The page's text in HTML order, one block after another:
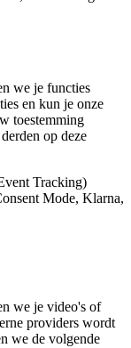
we je functies
en kun je onze
toestemming
op deze
Tracking)
Mode, Klarna,
we je video's of
providers wordt
we de volgende